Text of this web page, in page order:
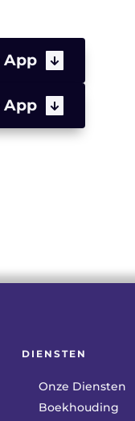
App
App
DIENSTEN
Onze Diensten
Boekhouding